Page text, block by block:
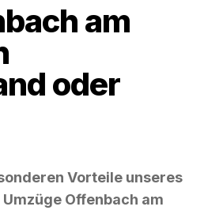
am
oder
Vorteile unseres
Offenbach am